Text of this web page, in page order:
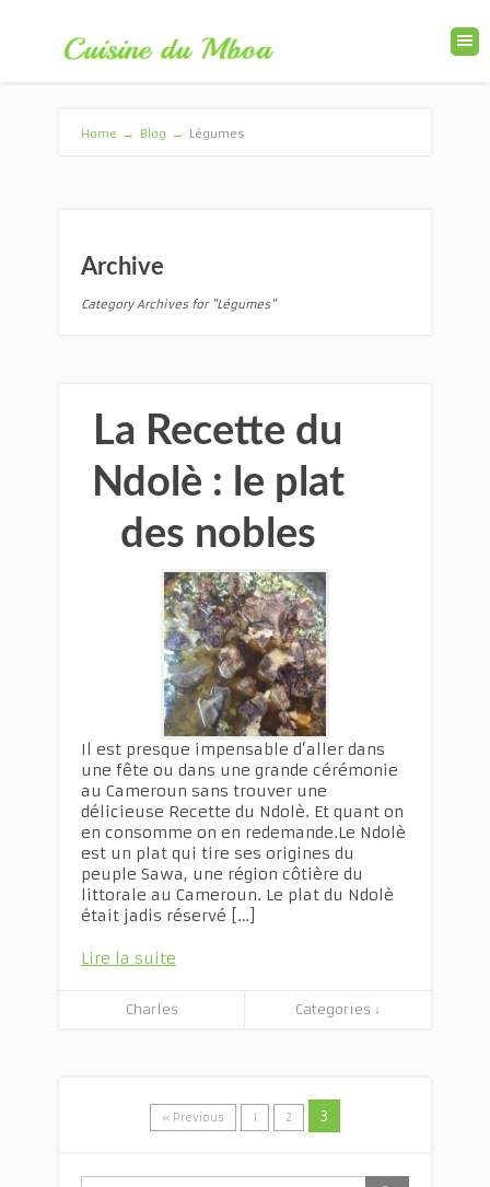
Home → Blog → Légumes
Archive
Category Archives for "Légumes"
La Recette du
Ndolè : le plat
des nobles
Il est presque impensable d’aller dans
une fête ou dans une grande cérémonie
au Cameroun sans trouver une
délicieuse Recette du Ndolè. Et quant on
en consomme on en redemande.Le Ndolè
est un plat qui tire ses origines du
peuple Sawa, une région côtière du
littorale au Cameroun. Le plat du Ndolè
était jadis réservé […]
Lire la suite
Charles Categories ↓
« Previous 1 2 3